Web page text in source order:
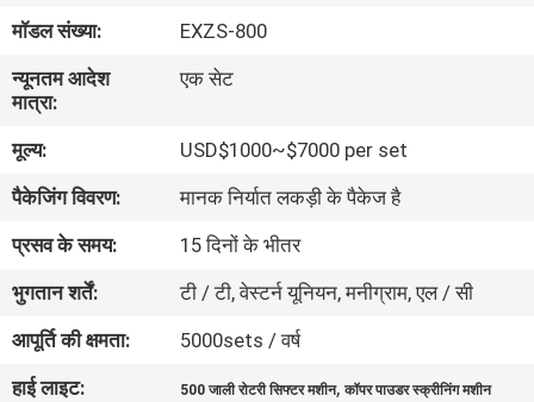
हमारे
बारे
कारखाना
भ्रमण
गुणवत्ता
नियंत्रण
मॉडल संख्या:
EXZS-800
न्यूनतम आदेश
मात्रा:
एक सेट
मूल्य:
USD$1000~$7000 per set
पैकेजिंग विवरण:
मानक निर्यात लकड़ी के पैकेज है
प्रसव के समय:
15 दिनों के भीतर
भुगतान शर्तें:
टी / टी, वेस्टर्न यूनियन, मनीग्राम, एल / सी
आपूर्ति की क्षमता:
5000sets / वर्ष
हाई लाइट:
500 जाली रोटरी सिफ्टर मशीन,कॉपर पाउडर स्क्रीनिंग मशीन